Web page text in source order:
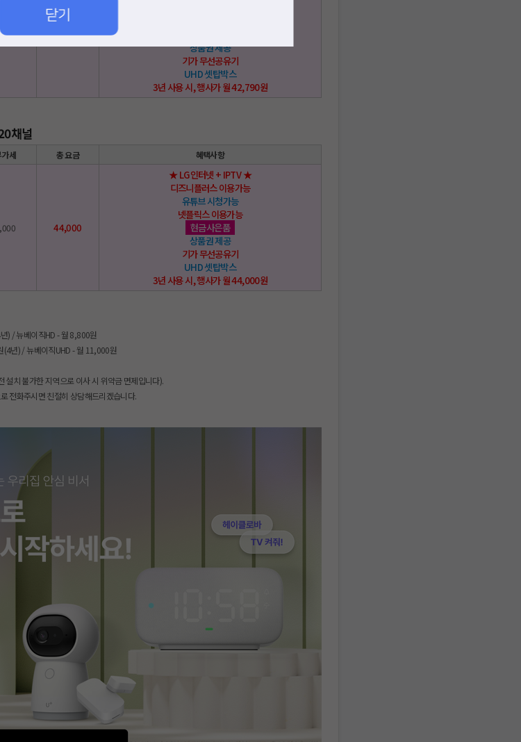
3,890 42,790
상품권 제공
기가 무선공유기
UHD 셋탑박스
3년 사용 시, 행사가 월 42,790원
채널
세 총 요금 혜택사항
44,000
★ LG인터넷 + IPTV ★
디즈니플러스 이용가능
유튜브 시청가능
넷플릭스 이용가능
현금사은품
상품권 제공
기가 무선공유기
UHD 셋탑박스
3년 사용 시, 행사가 월 44,000원
) / 뉴베이직HD - 월 8,800원
년) / 뉴베이직UHD - 월 11,000원
치 불가한 지역으로 이사 시 위약금 면제입니다).
전화주시면 친절히 상담해드리겠습니다.